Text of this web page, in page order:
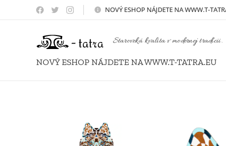
NOVÝESHOP NÁJDETE NA WWW.T-
Staroveká kvalita v modernej tradícii.
NOVÝ ESHOP NÁJDETE NA WWW.T-TATRA.EU